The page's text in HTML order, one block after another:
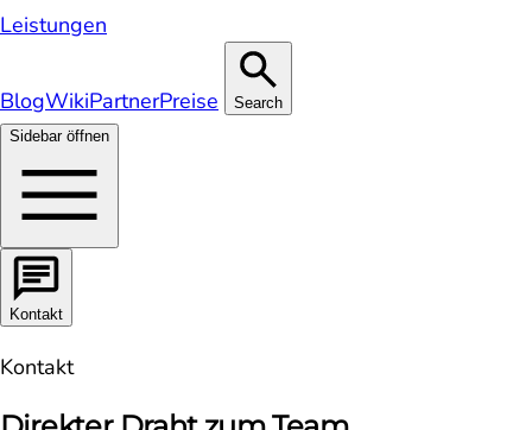
Leistungen
BlogWikiPartnerPreise
Search
Sidebar öffnen
Kontakt
Kontakt